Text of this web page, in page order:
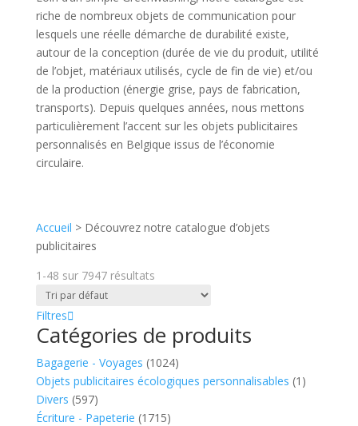
riche de nombreux objets de communication pour
lesquels une réelle démarche de durabilité existe,
autour de la conception (durée de vie du produit, utilité
de l’objet, matériaux utilisés, cycle de fin de vie) et/ou
de la production (énergie grise, pays de fabrication,
transports). Depuis quelques années, nous mettons
particulièrement l’accent sur les objets publicitaires
personnalisés en Belgique issus de l’économie
circulaire.
Accueil > Découvrez notre catalogue d’objets
publicitaires
1-48 sur 7947résultats
Filtres
Catégories de produits
Bagagerie - Voyages (1024)
Objets publicitaires écologiques personnalisables (1)
Divers (597)
Écriture - Papeterie (1715)